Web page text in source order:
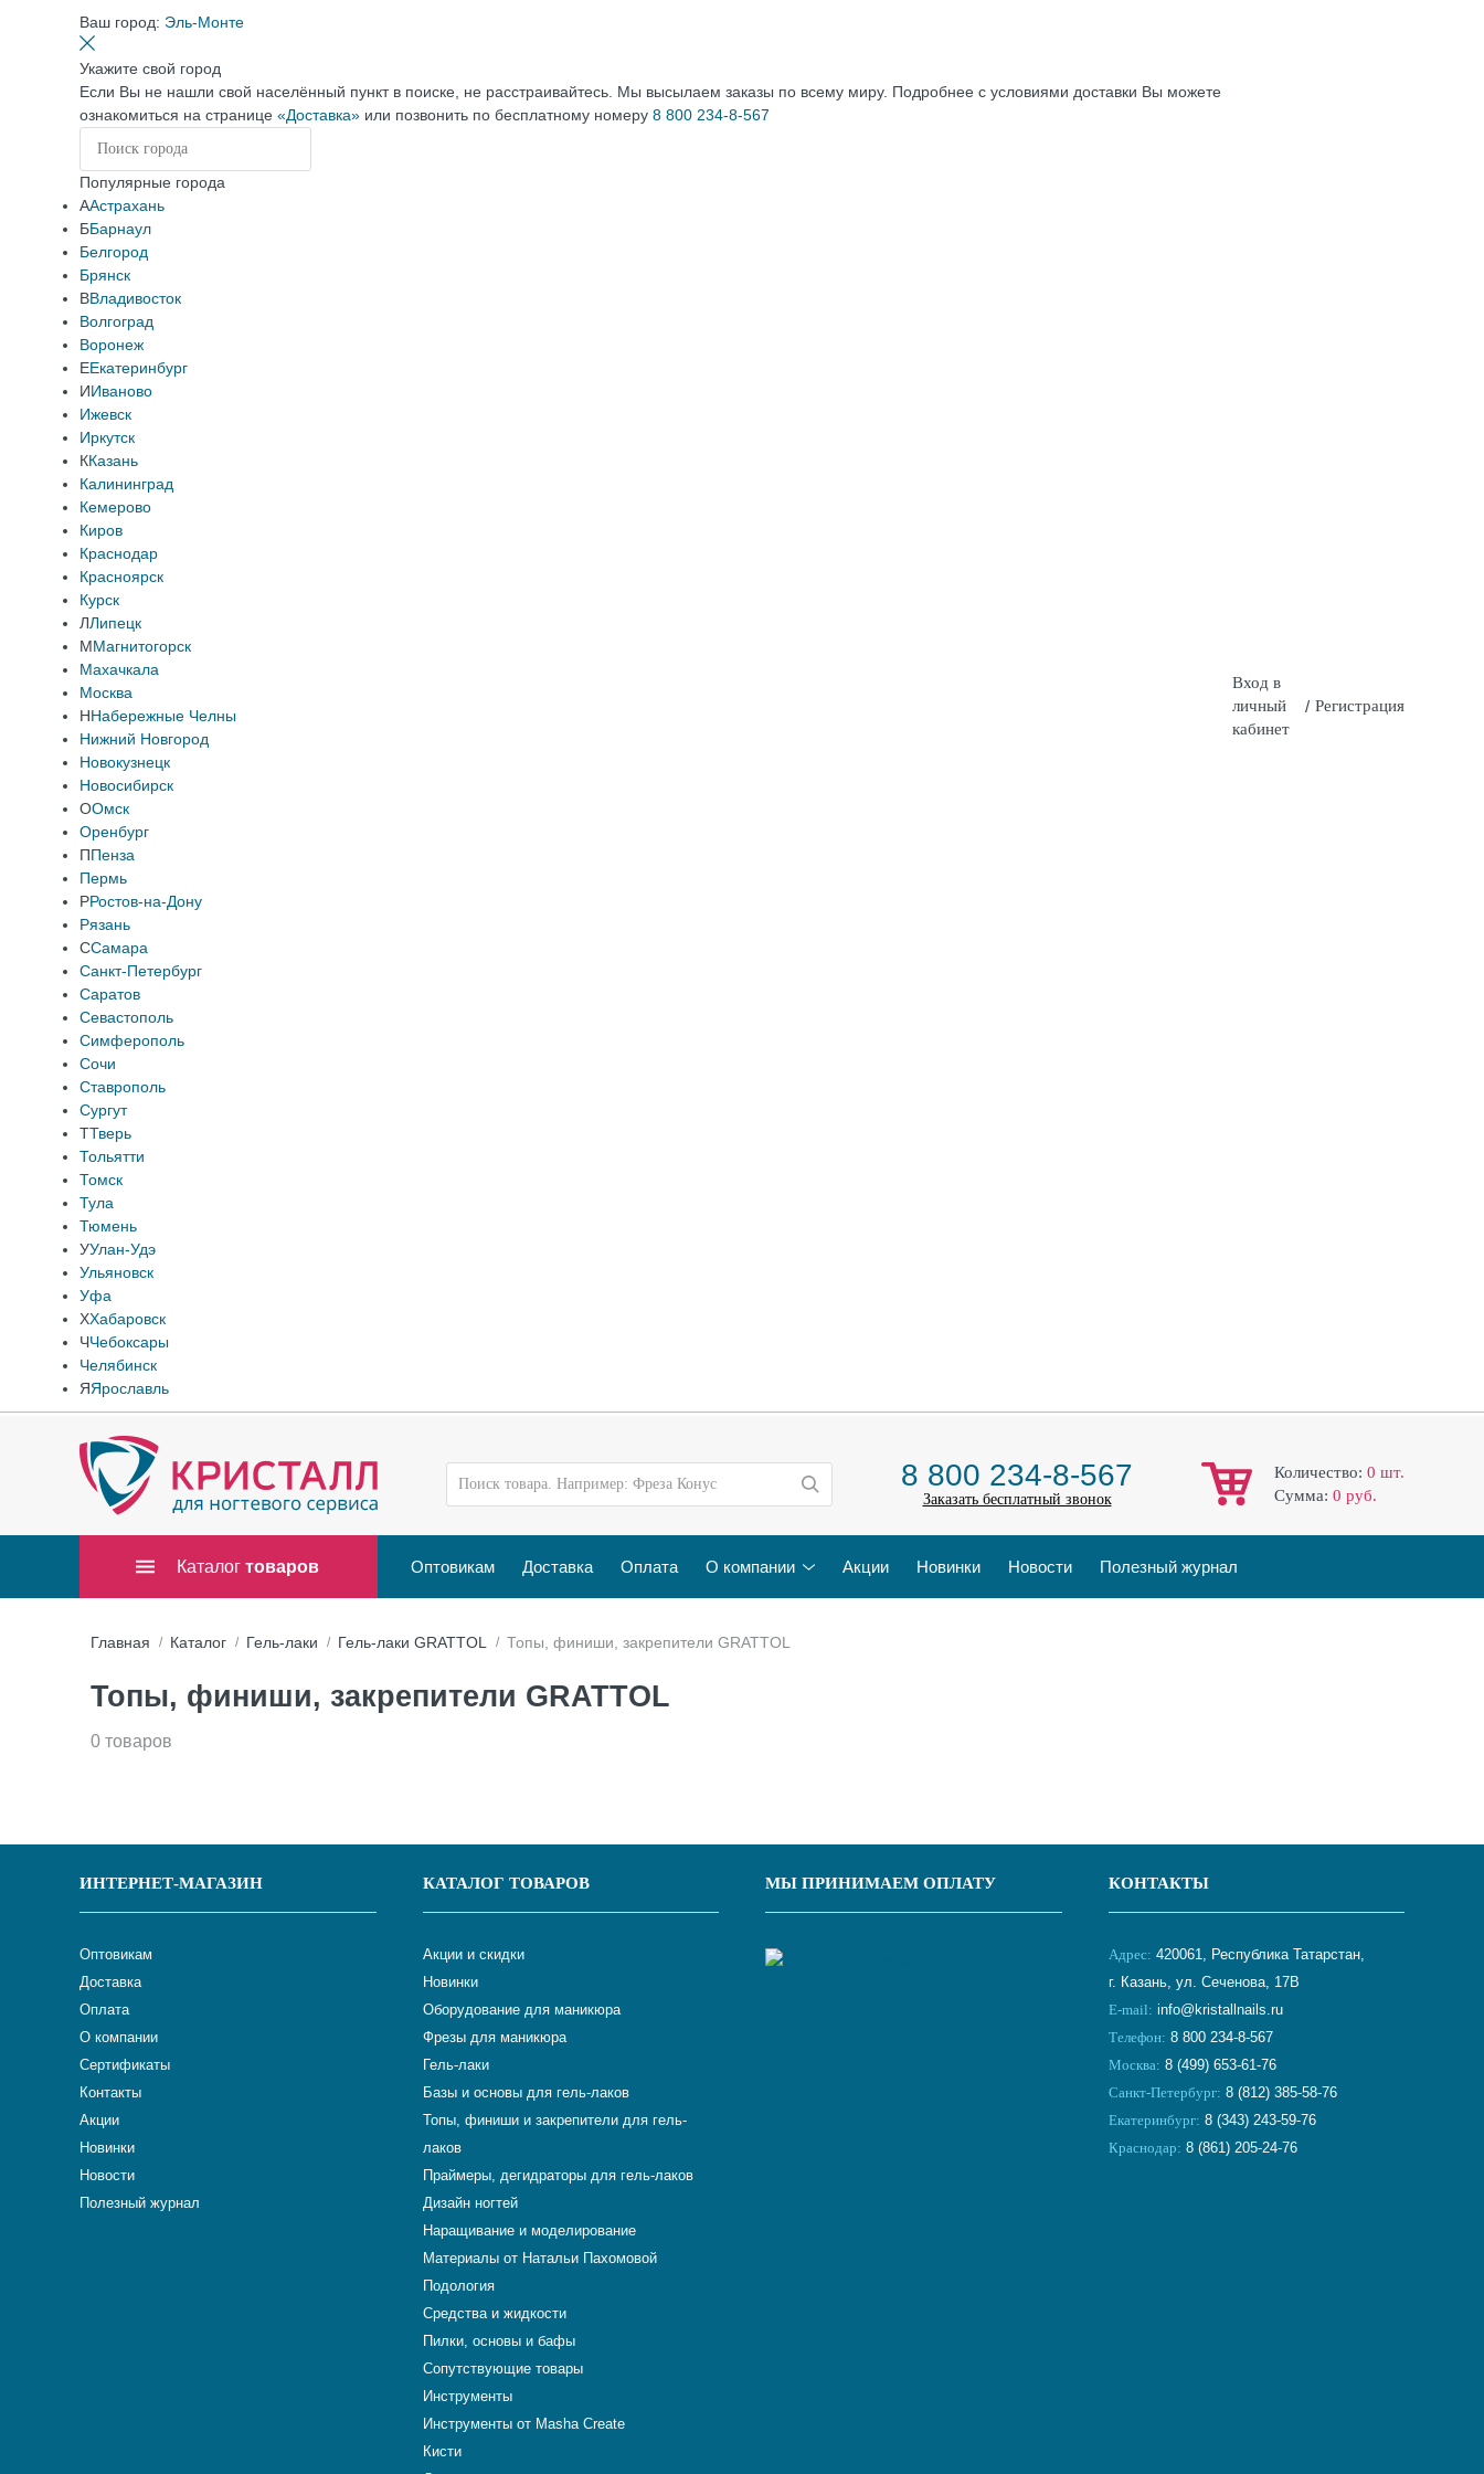
Ваш город: Эль-Монте
Укажите свой город
Если Вы не нашли свой населённый пункт в поиске, не расстраивайтесь. Мы высылаем заказы по всему миру. Подробнее с условиями доставки Вы можете
ознакомиться на странице «Доставка» или позвонить по бесплатному номеру 8 800 234-8-567
Популярные города
ААстрахань
ББарнаул
Белгород
Брянск
ВВладивосток
Волгоград
Воронеж
ЕЕкатеринбург
ИИваново
Ижевск
Иркутск
ККазань
Калининград
Кемерово
Киров
Краснодар
Красноярск
Курск
ЛЛипецк
ММагнитогорск
Махачкала
Москва
ННабережные Челны
Нижний Новгород
Новокузнецк
Новосибирск
ООмск
Оренбург
ППенза
Пермь
РРостов-на-Дону
Рязань
ССамара
Санкт-Петербург
Саратов
Севастополь
Симферополь
Сочи
Ставрополь
Сургут
ТТверь
Тольятти
Томск
Тула
Тюмень
УУлан-Удэ
Ульяновск
Уфа
ХХабаровск
ЧЧебоксары
Челябинск
ЯЯрославль
Вход в
личный
кабинет
/ Регистрация
8 800 234-8-567
Заказать бесплатный звонок
Количество: 0 шт.
Cумма: 0 руб.
Каталог товаров Оптовикам Доставка Оплата О компании Акции Новинки Новости Полезный журнал
Главная Каталог Гель-лаки Гель-лаки GRATTOL Топы, финиши, закрепители GRATTOL
Топы, финиши, закрепители GRATTOL
0 товаров
ИНТЕРНЕТ-МАГАЗИН
Оптовикам
Доставка
Оплата
О компании
Сертификаты
Контакты
Акции
Новинки
Новости
Полезный журнал
КАТАЛОГ ТОВАРОВ
Акции и скидки
Новинки
Оборудование для маникюра
Фрезы для маникюра
Гель-лаки
Базы и основы для гель-лаков
Топы, финиши и закрепители для гель-
лаков
Праймеры, дегидраторы для гель-лаков
Дизайн ногтей
Наращивание и моделирование
Материалы от Натальи Пахомовой
Подология
Средства и жидкости
Пилки, основы и бафы
Сопутствующие товары
Инструменты
Инструменты от Masha Create
Кисти
МЫ ПРИНИМАЕМ ОПЛАТУ КОНТАКТЫ
Адрес: 420061, Республика Татарстан,
г. Казань, ул. Сеченова, 17В
E-mail: info@kristallnails.ru
Телефон: 8 800 234-8-567
Москва: 8 (499) 653-61-76
Санкт-Петербург: 8 (812) 385-58-76
Екатеринбург: 8 (343) 243-59-76
Краснодар: 8 (861) 205-24-76